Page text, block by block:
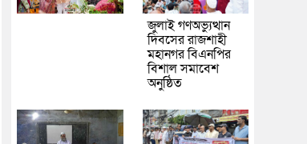
জুলাই গণঅভ্যুত্থান
দিবসের রাজশাহী
মহানগর বিএনপির
বিশাল সমাবেশ
অনুষ্ঠিত